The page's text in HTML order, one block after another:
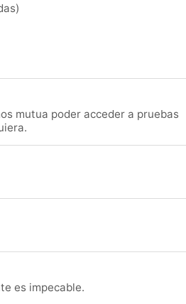
mutua poder acceder a pruebas
es impecable.